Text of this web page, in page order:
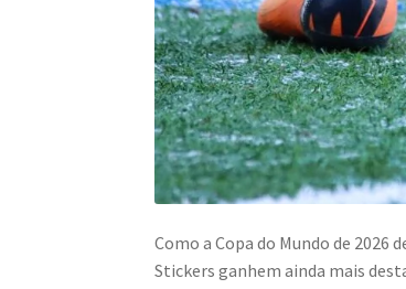
Como a Copa do Mundo de
Stickers ganhem ainda mais